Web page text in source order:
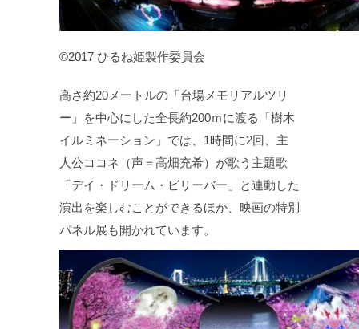
©2017 ひるね姫製作委員会
高さ約20メートルの「台場メモリアルツリ
ー」を中心にした全長約200ｍに渡る「樹木
イルミネーション」では、1時間に2回、主
人公ココネ（声＝高畑充希）が歌う主題歌
「デイ・ドリーム・ビリーバー」と連動した
演出を楽しむことができるほか、映画の特別
パネル展も開かれています。